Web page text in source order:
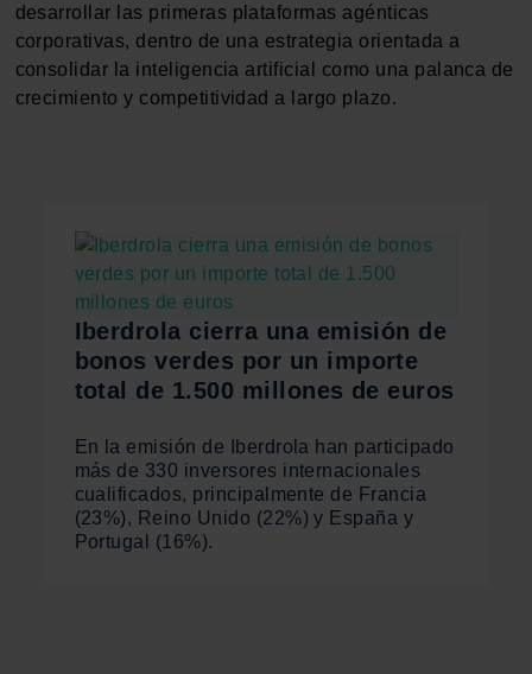
desarrollar las primeras plataformas agénticas
corporativas, dentro de una estrategia orientada a
consolidar la inteligencia artificial como una palanca de
crecimiento y competitividad a largo plazo.
Iberdrola cierra una emisión de
bonos verdes por un importe
total de 1.500 millones de euros
En la emisión de Iberdrola han participado
más de 330 inversores internacionales
cualificados, principalmente de Francia
(23%), Reino Unido (22%) y España y
Portugal (16%).